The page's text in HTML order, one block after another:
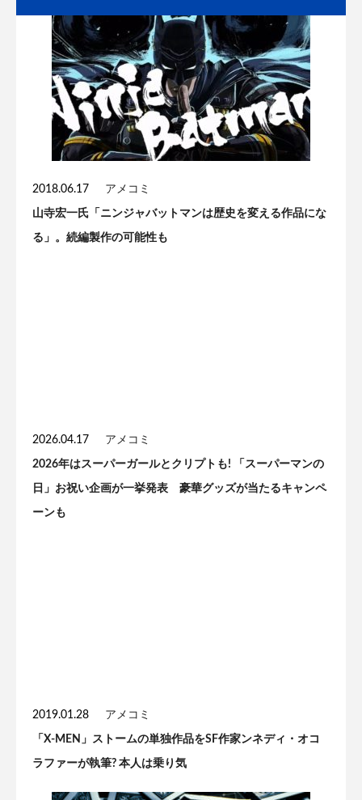
2018.06.17 アメコミ
山寺宏一氏「ニンジャバットマンは歴史を変える作品にな
る」。続編製作の可能性も
2026.04.17 アメコミ
2026年はスーパーガールとクリプトも! 「スーパーマンの
日」お祝い企画が一挙発表 豪華グッズが当たるキャンペ
ーンも
2019.01.28 アメコミ
「X-MEN」ストームの単独作品をSF作家ンネディ・オコ
ラファーが執筆? 本人は乗り気